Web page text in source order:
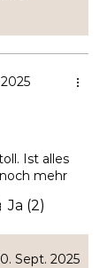
Ist alles
mehr
Ja (2)
Sept. 2025